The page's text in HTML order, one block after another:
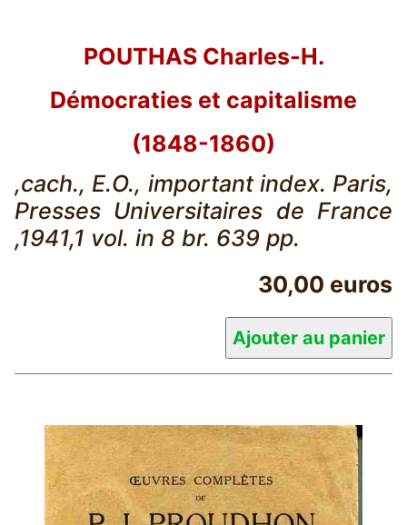
POUTHAS Charles-H.
Démocraties et capitalisme
(1848-1860)
,cach., E.O., important index. Paris,
Presses Universitaires de France
,1941,1 vol. in 8 br. 639 pp.
30,00 euros